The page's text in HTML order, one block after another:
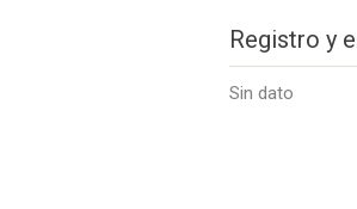
Registro y
Sin dato